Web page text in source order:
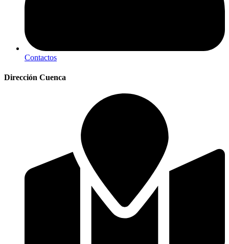
Contactos
Dirección Cuenca